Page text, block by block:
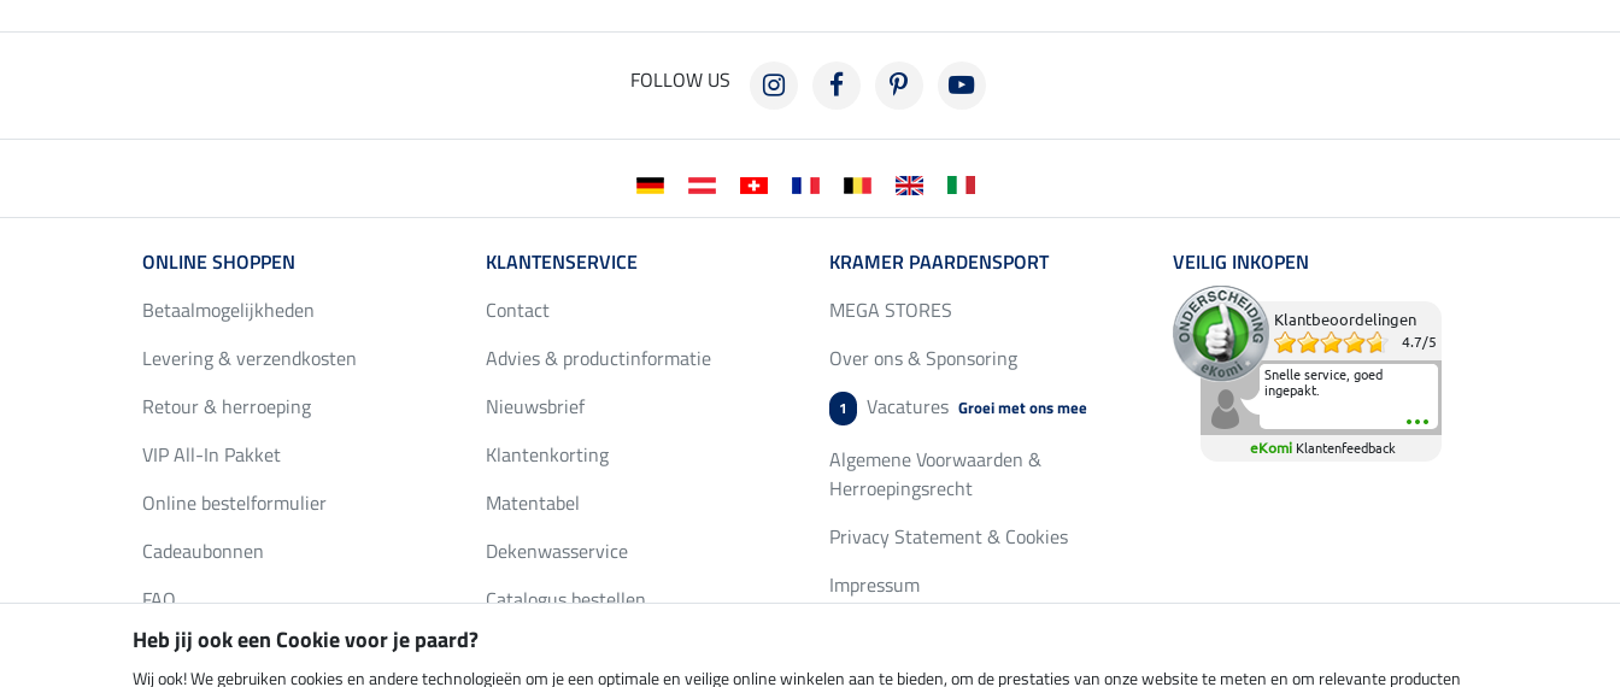
FOLLOW US
ONLINE SHOPPEN
Betaalmogelijkheden
Levering & verzendkosten
Retour & herroeping
VIP All-In Pakket
Online bestelformulier
Cadeaubonnen
FAQ
KLANTENSERVICE
Contact
Advies & productinformatie
Nieuwsbrief
Klantenkorting
Matentabel
Dekenwasservice
Catalogus bestellen
KRAMER PAARDENSPORT
MEGA STORES
Over ons & Sponsoring
1 Vacatures Groei met ons mee
Algemene Voorwaarden &
Herroepingsrecht
Privacy Statement & Cookies
Impressum
VEILIG INKOPEN
Klantbeoordelingen
4.7/5
Snelle service, goed
ingepakt.
eKomi Klantenfeedback
Heb jij ook een Cookie voor je paard?
Wij ook! We gebruiken cookies en andere technologieën om je een optimale en veilige online winkelen aan te bieden, om de prestaties van onze website te meten en om relevante producten